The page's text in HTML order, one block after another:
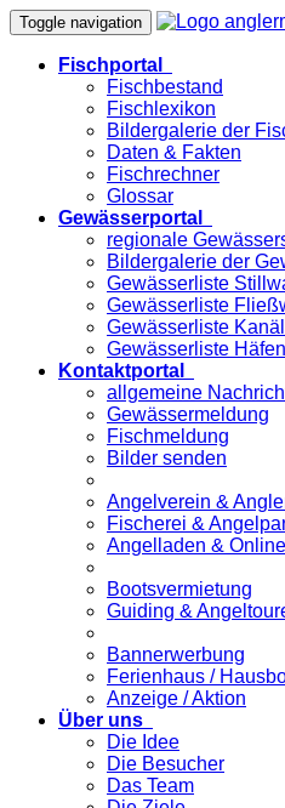
Toggle navigation
Fischportal
Fischbestand
Fischlexikon
Bildergalerie der
Daten & Fakten
Fischrechner
Glossar
Gewässerportal
regionale
Bildergalerie der
Gewässerliste
Gewässerliste
Gewässerliste
Gewässerliste Häfen
Kontaktportal
allgemeine
Gewässermeldung
Fischmeldung
Bilder senden
Angelverein &
Fischerei &
Angelladen &
Bootsvermietung
Guiding &
Bannerwerbung
Ferienhaus /
Anzeige / Aktion
Über uns
Die Idee
Die Besucher
Das Team